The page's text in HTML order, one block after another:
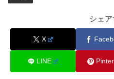
シェア
X
LINE